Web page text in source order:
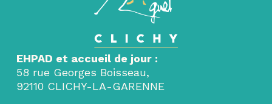
EHPAD et accueil de jour :
58 rue Georges Boisseau,
92110 CLICHY-LA-GARENNE